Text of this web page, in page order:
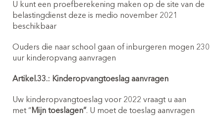
U kunt een proefberekening maken op de site van de
belastingdienst deze is medio november 2021
beschikbaar
Ouders die naar school gaan of inburgeren mogen 230
uur kinderopvang aanvragen
Artikel.33.: Kinderopvangtoeslag aanvragen
Uw kinderopvangtoeslag voor 2022 vraagt u aan
met “ Mijn toeslagen”. U moet de toeslag aanvragen